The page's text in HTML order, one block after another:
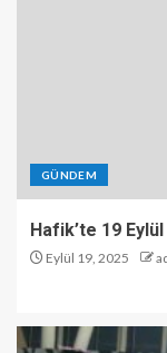
GÜNDEM
Hafik’te 19
Eylül 19, 2025